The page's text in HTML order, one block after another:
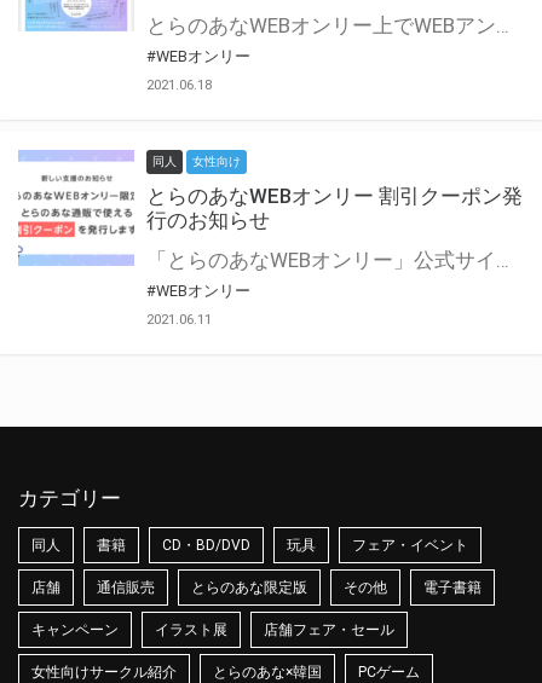
とらのあなWEBオンリー上でWEBアンソロジーが作成できる「記念コメント」について、その使い方や作成手順を解説します！ 支援タイプを「サークル参加型」「サークル参加型・マルシェ(イベント会場)機能付き」でお申し込みいただいている主催者様はぜひご活用ください♪ とらのあなWEBオンリーサイトはこちら
#WEBオンリー
2021.06.18
同人 女性向け
とらのあなWEBオンリー 割引クーポン発
行のお知らせ
「とらのあなWEBオンリー」公式サイトでとらのあな通販の「割引クーポン」を配布中！ イベントごとに開催当日限定で使える割引クーポンのシリアルコードを発行します。 とらのあなWEBオンリーのページをチェックして、イベント当日にお得にお買い物を楽しみましょう♪ ※本キャンペーンは予告なく終了する場合がございます。 とらのあなWEBオンリーサイトはこちら
#WEBオンリー
2021.06.11
カテゴリー
同人 書籍 CD・BD/DVD 玩具 フェア・イベント
店舗 通信販売 とらのあな限定版 その他 電子書籍
キャンペーン イラスト展 店舗フェア・セール
女性向けサークル紹介 とらのあな×韓国 PCゲーム